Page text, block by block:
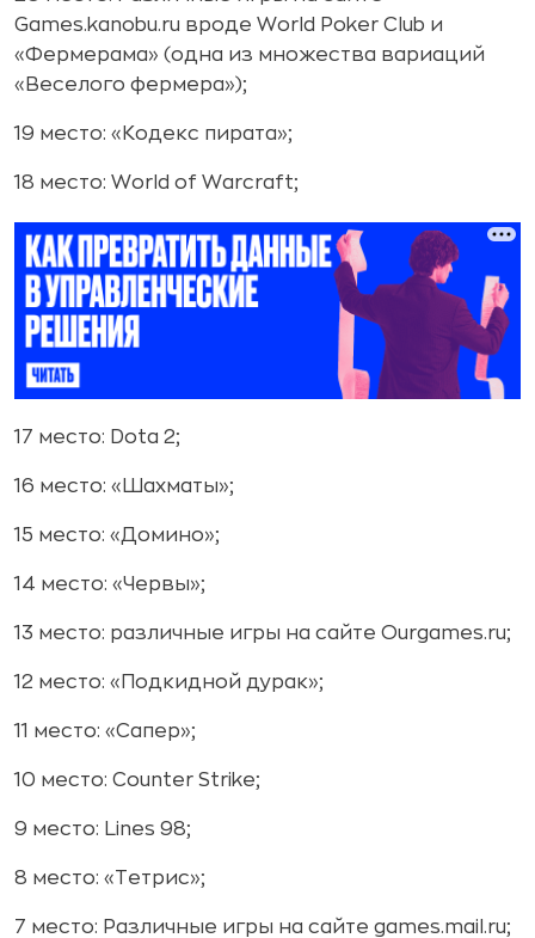
Games.kanobu.ru вроде World Poker Club и
«Фермерама» (одна из множества вариаций
«Веселого фермера»);
19 место: «Кодекс пирата»;
18 место: World of Warcraft;
17 место: Dota 2;
16 место: «Шахматы»;
15 место: «Домино»;
14 место: «Червы»;
13 место: различные игры на сайте Ourgames.ru;
12 место: «Подкидной дурак»;
11 место: «Сапер»;
10 место: Counter Strike;
9 место: Lines 98;
8 место: «Тетрис»;
7 место: Различные игры на сайте games.mail.ru;